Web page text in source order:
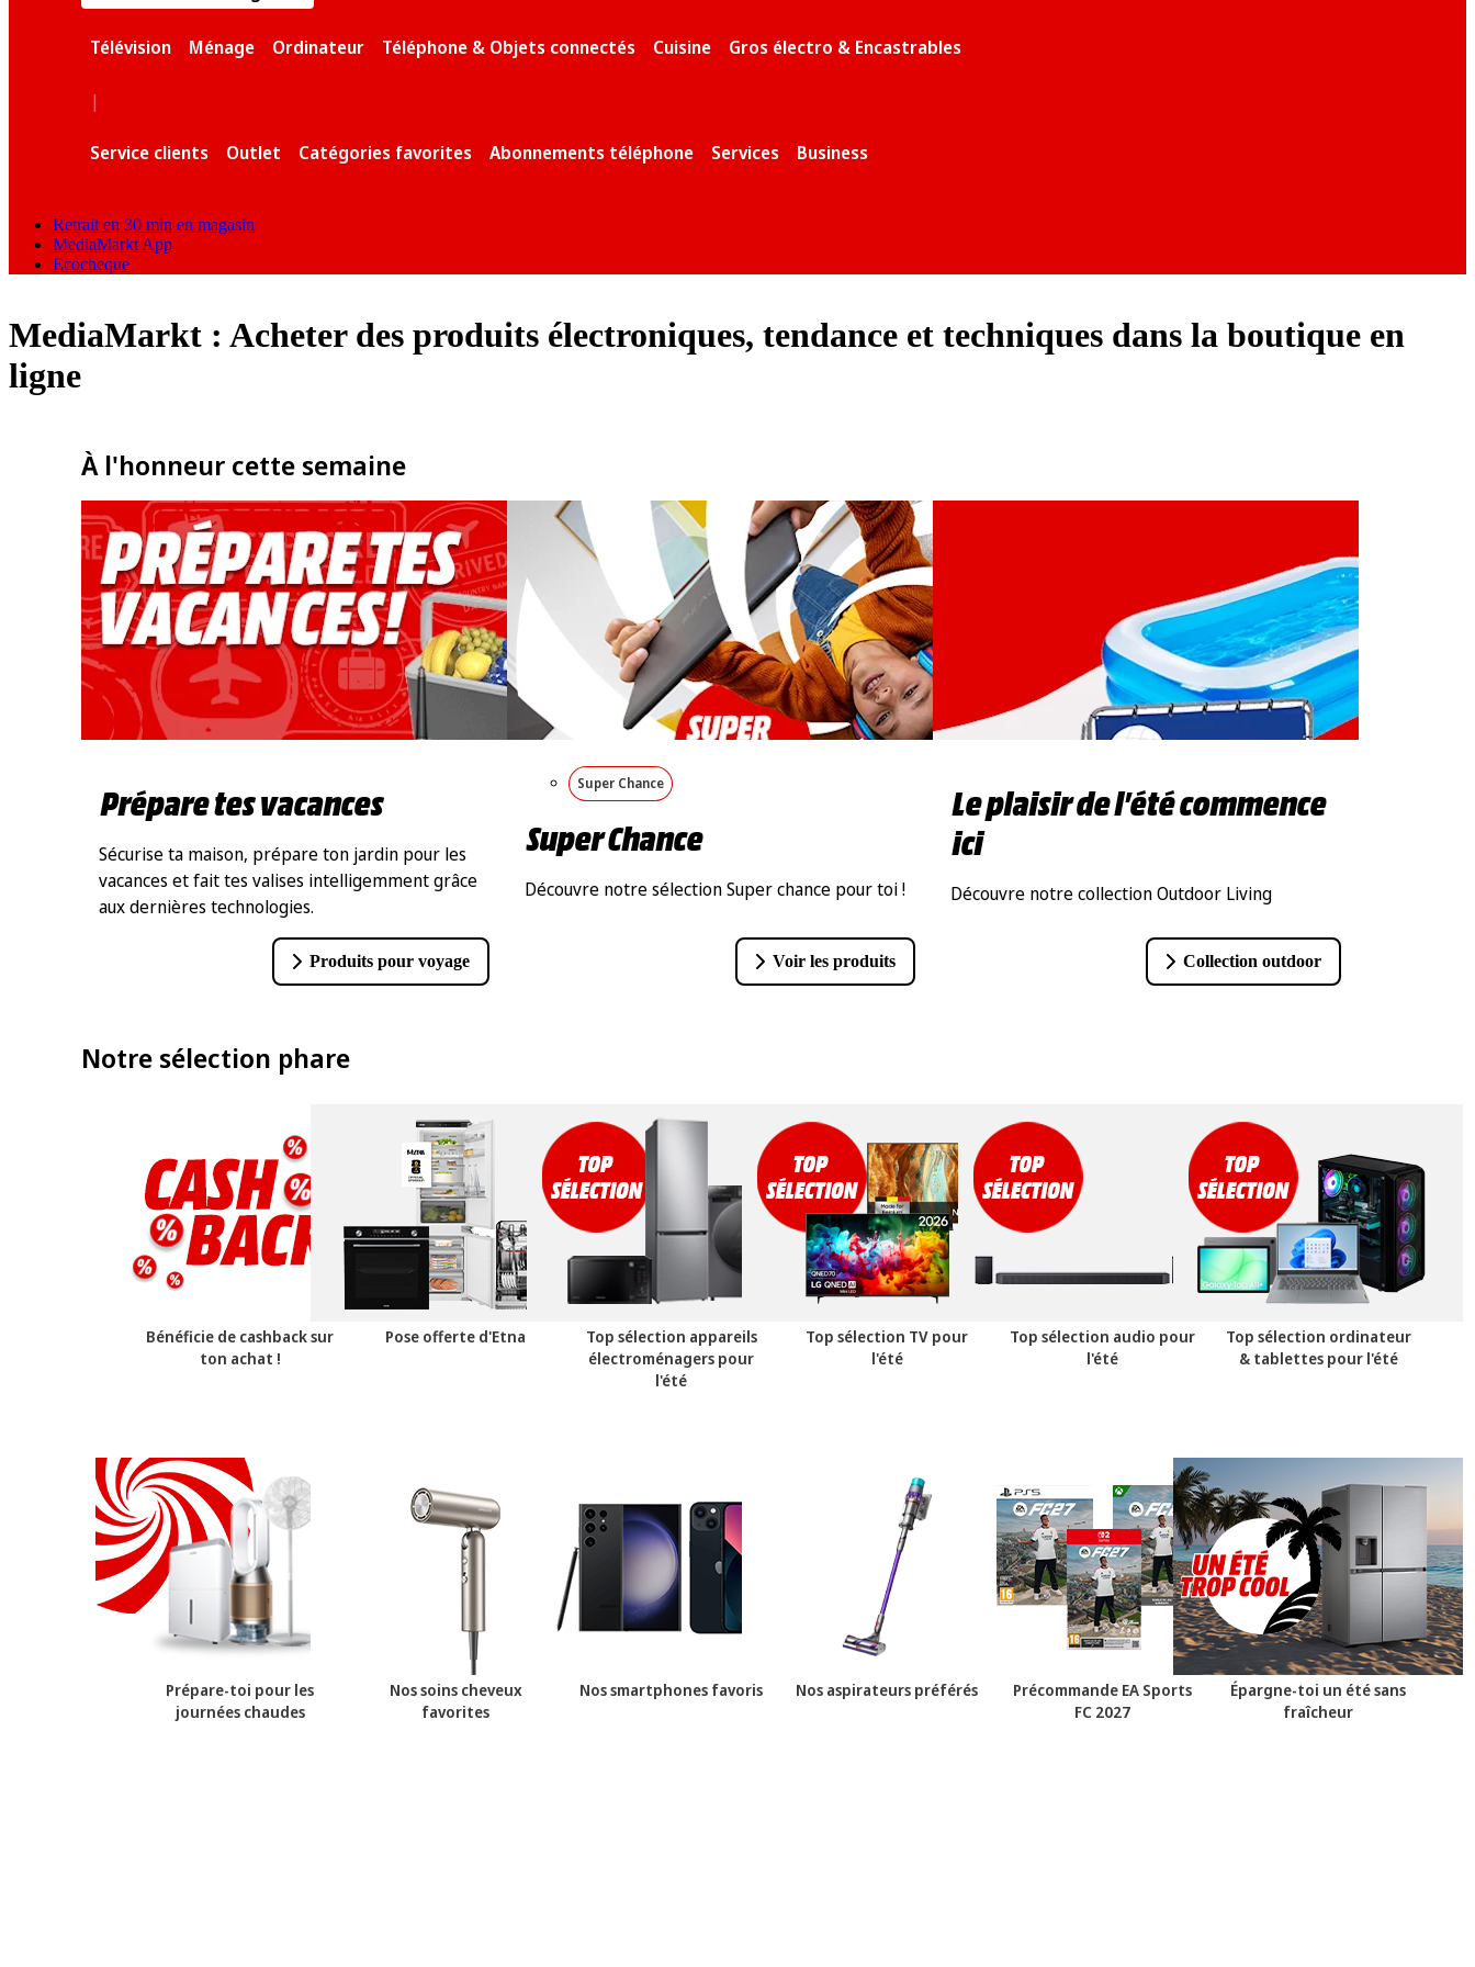
Télévision Ménage Ordinateur Téléphone & Objets connectés Cuisine Gros électro & Encastrables
|
Service clients Outlet Catégories favorites Abonnements téléphone Services Business
Retrait en 30 min en magasin
MediaMarkt App
Ecocheque
MediaMarkt : Acheter des produits électroniques, tendance et techniques dans la boutique en
ligne
À l'honneur cette semaine
Prépare tes vacances
Sécurise ta maison, prépare ton jardin pour les
vacances et fait tes valises intelligemment grâce
aux dernières technologies.
Produits pour voyage
Super Chance
Super Chance
Découvre notre sélection Super chance pour toi !
Voir les produits
Le plaisir de l'été commence
ici
Découvre notre collection Outdoor Living
Collection outdoor
Notre sélection phare
Bénéficie de cashback sur
ton achat !
Pose offerte d'Etna
Top sélection appareils
électroménagers pour
l'été
Top sélection TV pour
l'été
Top sélection audio pour
l'été
Top sélection ordinateur
& tablettes pour l'été
Prépare-toi pour les
journées chaudes
Nos soins cheveux
favorites
Nos smartphones favoris Nos aspirateurs préférés
Précommande EA Sports
FC 2027
Épargne-toi un été sans
fraîcheur